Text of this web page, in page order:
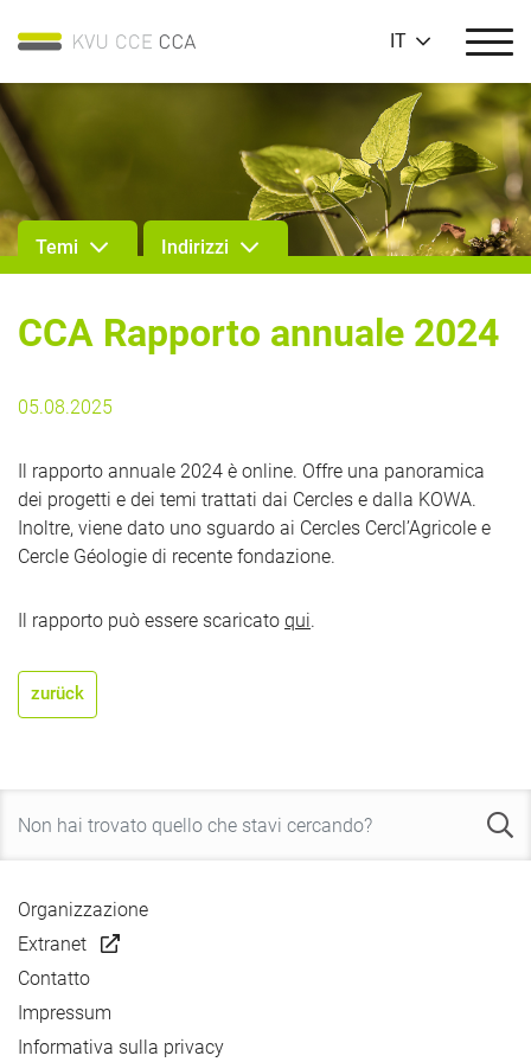
IT
Temi Indirizzi
CCA Rapporto annuale 2024
05.08.2025
Il rapporto annuale 2024 è online. Offre una panoramica
dei progetti e dei temi trattati dai Cercles e dalla KOWA.
Inoltre, viene dato uno sguardo ai Cercles Cercl’Agricole e
Cercle Géologie di recente fondazione.
Il rapporto può essere scaricato qui.
zurück
Organizzazione
Extranet
Contatto
Impressum
Informativa sulla privacy